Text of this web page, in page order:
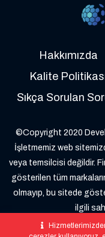
Hakkımızda
Kalite
Sıkça Sorulan
©Copyright 2020
İşletmemiz web
veya temsilcisi değildir.
gösterilen tüm
olmayıp, bu sitede
ilgili